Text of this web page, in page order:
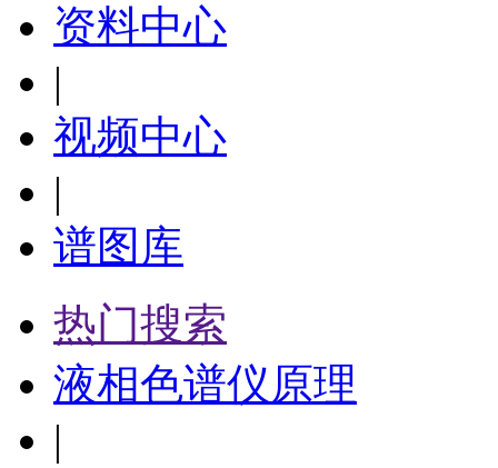
资料中心
|
视频中心
|
谱图库
热门搜索
液相色谱仪原理
|